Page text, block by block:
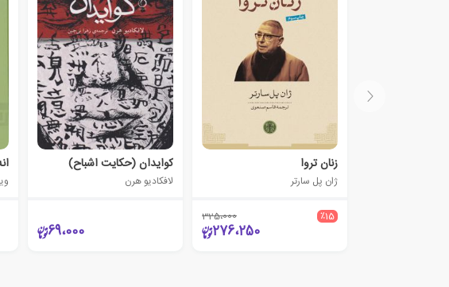
زنان تروا
ژان پل سارتر
٪15 325،000
276،250
کوایدان (حکایت اشباح)
لافکادیو هرن
69،000